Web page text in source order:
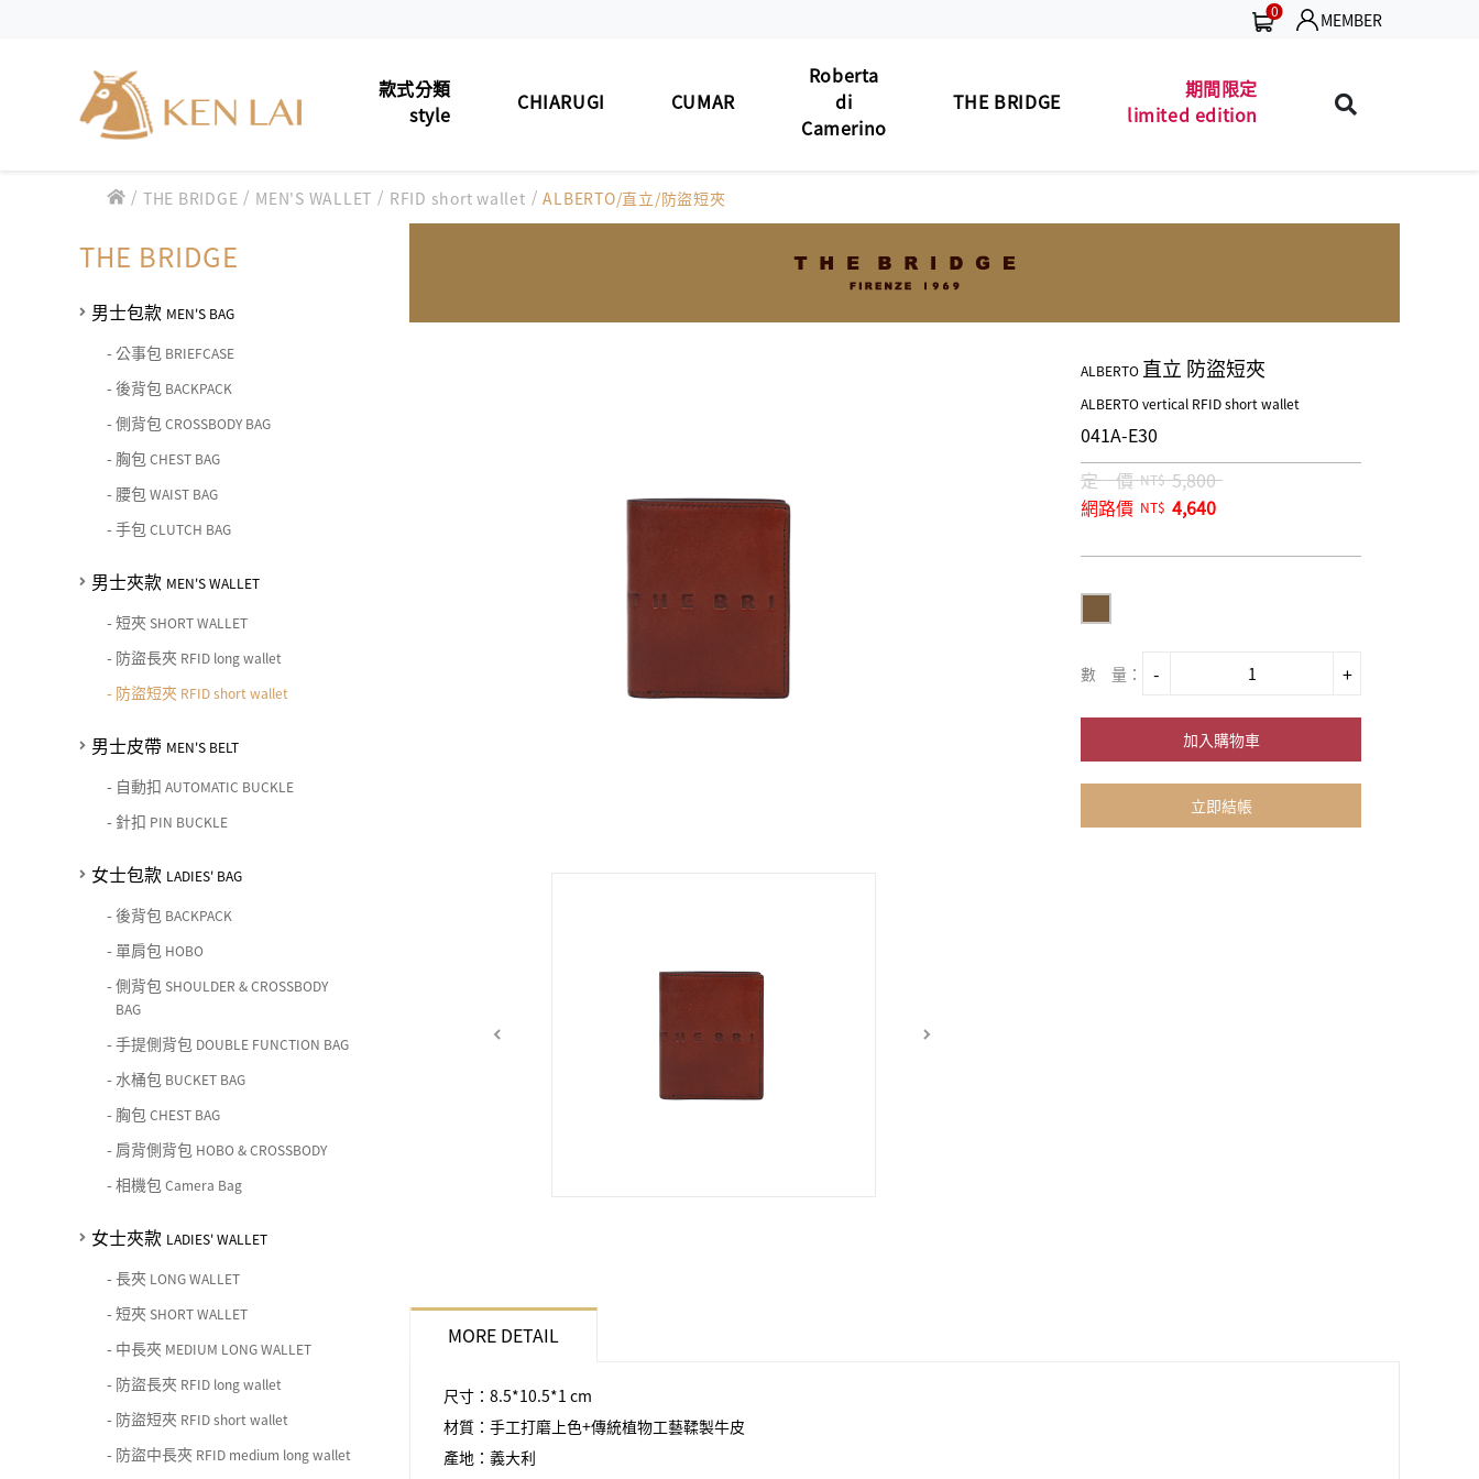
0 MEMBER
款式分類
style
男士包款MEN'S BAG
CHIARUGI
男士包款MEN'S BAG
CUMAR
男士包款
Roberta
di
Camerino
男士皮帶MEN'S BELT
THE BRIDGE
男士皮帶
UNISEX BAG/SLG
LEATHER CARE
期間限定
limited edition
女士夾款
中性商品UNISEX BAG/SLG
款式分類 style
男士包款 MEN'S BAG
男士夾款 MEN'S WALLET
男士皮帶 MEN'S BELT
女士包款 LADIES' BAG
女士夾款 LADIES' WALLET
皮革保養 LEATHER CARE
CHIARUGI
男士包款 MEN'S BAG
男士皮帶 MEN'S BELT
女士包款 LADIES' BAG
女士夾款 LADIES' WALLET
中性商品 UNISEX BAG/SLG
關於 CHIARUGI
CUMAR
男士包款 MEN'S BAG
男士夾款 MEN'S WALLET
男士皮帶 MEN'S BELT
女士包款 LADIES' BAG
中性商品 UNISEX BAG/SLG
Roberta di Camerino
男士包款 MEN'S BAG
男士夾款 MEN'S WALLET
男士皮帶 MEN'S BELT
女士包款 LADIES' BAG
女士夾款 LADIES' WALLET
中性商品 UNISEX BAG/SLG
關於 Roberta di Camerino
男士包款 MEN'S BAG
男士皮帶 MEN'S BELT
女士包款 LADIES' BAG
皮革保養 LEATHER CARE
關於 THE BRIDGE
期間限定 limited edition
珍藏 THE BRIDGE (TB SPECIAL)
男士包款 MEN'S BAG
男士夾款 MEN'S WALLET
男士皮帶 MEN'S BELT
女士包款 LADIES' BAG
女士夾款 LADIES' WALLET
中性商品 UNISEX BAG/SLG
/ THE BRIDGE / MEN'S WALLET / RFID short wallet / ALBERTO/直立/防盜短夾
THE BRIDGE
男士包款 MEN'S BAG
-公事包 BRIEFCASE
-後背包 BACKPACK
-側背包CROSSBODY BAG
- 胸包CHEST BAG
- 腰包WAIST BAG
-手包CLUTCH BAG
男士夾款 MEN'S WALLET
-短夾SHORT WALLET
- 防盜長夾 RFID long wallet
- 防盜短夾 RFID short wallet
男士皮帶 MEN'S BELT
- 自動扣 AUTOMATIC BUCKLE
- 針扣 PIN BUCKLE
女士包款 LADIES' BAG
-後背包 BACKPACK
- 單肩包 HOBO
-側背包SHOULDER & CROSSBODY
BAG
-手提側背包 DOUBLE FUNCTION BAG
- 水桶包 BUCKET BAG
- 胸包CHEST BAG
- 肩背側背包 HOBO & CROSSBODY
-相機包Camera Bag
女士夾款 LADIES' WALLET
-長夾 LONG WALLET
-短夾SHORT WALLET
- 中長夾 MEDIUM LONG WALLET
- 防盜長夾 RFID long wallet
- 防盜短夾 RFID short wallet
- 防盜中長夾 RFID medium long wallet
ALBERTO 直立 防盜短夾
ALBERTO vertical RFID short wallet
041A-E30
定 價 NT$ 5,800
網路價 NT$ 4,640
數 量：
加入購物車
立即結帳
MORE DETAIL
尺寸：8.5*10.5*1 cm
材質：手工打磨上色+傳統植物工藝鞣製牛皮
產地：義大利